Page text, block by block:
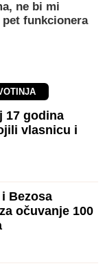
ne bi mi
funkcionera
17 godina
vlasnicu i
Bezosa
očuvanje 100